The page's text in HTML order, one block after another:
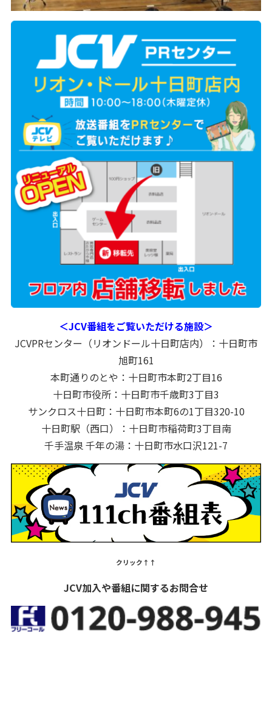
＜JCV番組をご覧いただける施設＞
JCVPRセンター（リオンドール十日町店内）：十日町市
旭町161
本町通りのとや：十日町市本町2丁目16
十日町市役所：十日町市千歳町3丁目3
サンクロス十日町：十日町市本町6の1丁目320-10
十日町駅（西口）：十日町市稲荷町3丁目南
千手温泉 千年の湯：十日町市水口沢121-7
クリック↑↑
JCV加入や番組に関するお問合せ